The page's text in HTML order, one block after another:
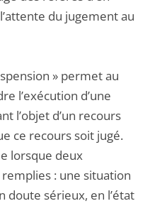
du jugement au
» permet au
l’exécution d’une
l’objet d’un recours
ce recours soit jugé.
lorsque deux
: une situation
doute sérieux, en l’état